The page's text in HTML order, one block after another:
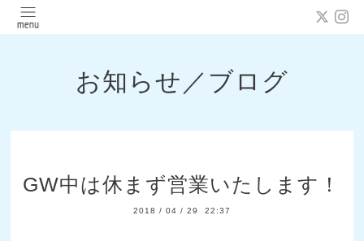
お知らせ／ブログ
GW中は休まず営業いたします！
2018 / 04 / 29 22:37